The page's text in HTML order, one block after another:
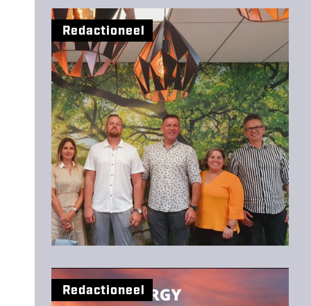
Redactioneel
Redactioneel